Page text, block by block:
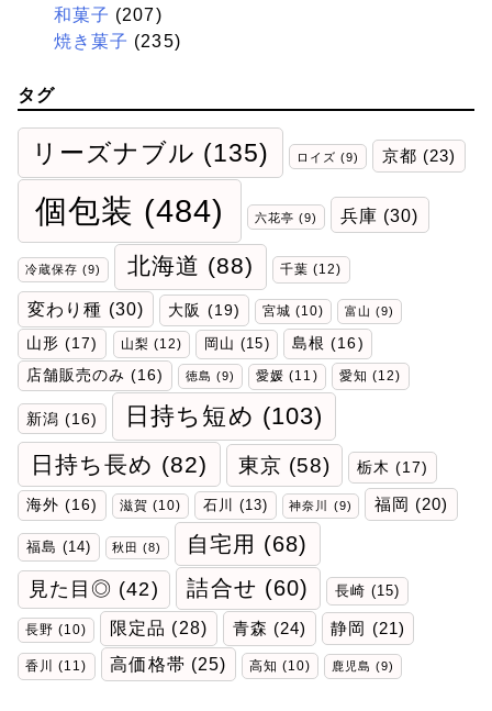
和菓子 (207)
焼き菓子 (235)
タグ
リーズナブル (135) ロイズ (9) 京都 (23)
個包装 (484) 六花亭 (9) 兵庫 (30)
冷蔵保存 (9) 北海道 (88) 千葉 (12)
変わり種 (30) 大阪 (19) 宮城 (10) 富山 (9)
山形 (17) 山梨 (12) 岡山 (15) 島根 (16)
店舗販売のみ (16) 徳島 (9) 愛媛 (11) 愛知 (12)
新潟 (16) 日持ち短め (103)
日持ち長め (82) 東京 (58) 栃木 (17)
海外 (16) 滋賀 (10) 石川 (13) 神奈川 (9) 福岡 (20)
福島 (14) 秋田 (8) 自宅用 (68)
見た目◎ (42) 詰合せ (60) 長崎 (15)
長野 (10) 限定品 (28) 青森 (24) 静岡 (21)
香川 (11) 高価格帯 (25) 高知 (10) 鹿児島 (9)